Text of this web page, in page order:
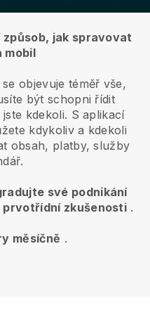
jak spravovat
mobil
objevuje téměř vše,
být schopni řídit
kdekoli. S aplikací
kdykoliv a kdekoli
obsah, platby, služby
své podnikání
zkušenosti .
měsíčně .